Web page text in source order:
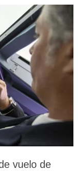
vuelo de